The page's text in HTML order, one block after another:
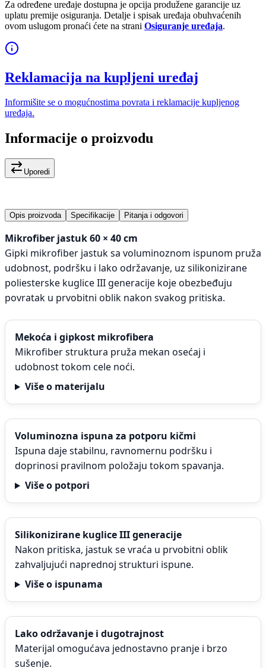
Za određene uređaje dostupna je opcija produžene garancije uz
uplatu premije osiguranja. Detalje i spisak uređaja obuhvaćenih
ovom uslugom pronaći ćete na strani Osiguranje uređaja.
Reklamacija na kupljeni uređaj
Informišite se o mogućnostima povrata i reklamacije kupljenog
uređaja.
Informacije o proizvodu
Uporedi
Opis proizvoda Specifikacije Pitanja i odgovori
Mikrofiber jastuk 60 × 40 cm
Gipki mikrofiber jastuk sa voluminoznom ispunom pruža
udobnost, podršku i lako održavanje, uz silikonizirane
poliesterske kuglice III generacije koje obezbeđuju
povratak u prvobitni oblik nakon svakog pritiska.
Mekoća i gipkost mikrofibera
Mikrofiber struktura pruža mekan osećaj i
udobnost tokom cele noći.
Više o materijalu
Voluminozna ispuna za potporu kičmi
Ispuna daje stabilnu, ravnomernu podršku i
doprinosi pravilnom položaju tokom spavanja.
Više o potpori
Silikonizirane kuglice III generacije
Nakon pritiska, jastuk se vraća u prvobitni oblik
zahvaljujući naprednoj strukturi ispune.
Više o ispunama
Lako održavanje i dugotrajnost
Materijal omogućava jednostavno pranje i brzo
sušenje.